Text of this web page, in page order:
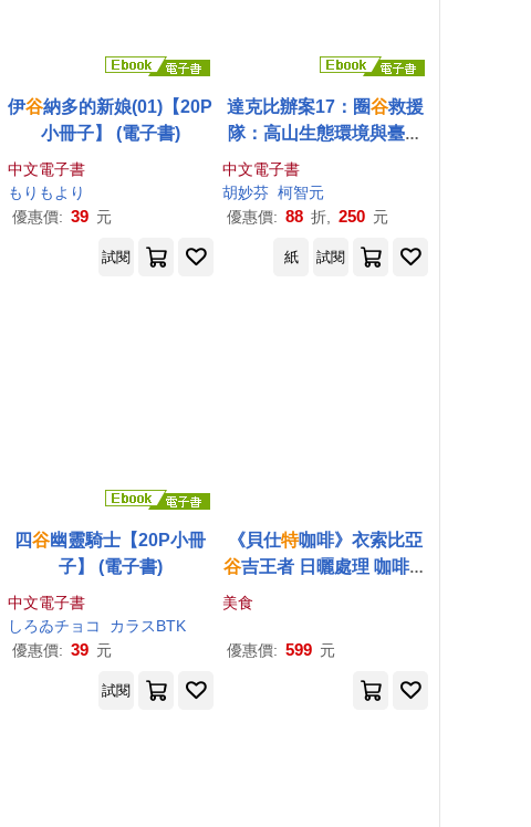
伊谷納多的新娘(01)【20P
小冊子】 (電子書)
中文電子書
もりもより
優惠價: 39 元
達克比辦案17：圈谷救援
隊：高山生態環境與臺灣
山脈的特色 (電子書)
中文電子書
胡妙芬 柯智元
優惠價: 88 折, 250 元
試閱 紙 試閱
四谷幽靈騎士【20P小冊
子】 (電子書)
中文電子書
しろゐチョコ
カラスBTK
優惠價: 39 元
《貝仕特
谷吉王者 日曬處理 咖啡豆
美食
優惠價: 599 元
試閱